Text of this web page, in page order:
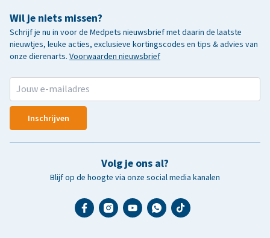
Wil je niets missen?
Schrijf je nu in voor de Medpets nieuwsbrief met daarin de laatste
nieuwtjes, leuke acties, exclusieve kortingscodes en tips & advies van
onze dierenarts. Voorwaarden nieuwsbrief
Inschrijven
Volg je ons al?
Blijf op de hoogte via onze social media kanalen